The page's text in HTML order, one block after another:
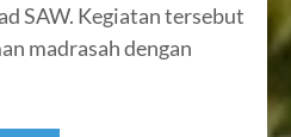
SAW. Kegiatan tersebut
madrasah dengan